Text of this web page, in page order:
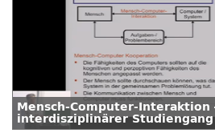
Mensch-Computer-Interaktion
interdisziplinärer Studiengang